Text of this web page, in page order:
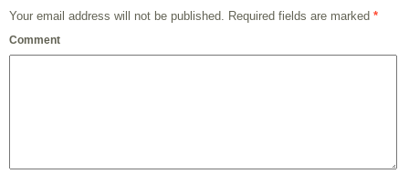
Your email address will not be published. Required fields are marked *
Comment